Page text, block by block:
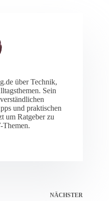
über Technik,
Sein
und praktischen
um Ratgeber zu
NÄCHSTER